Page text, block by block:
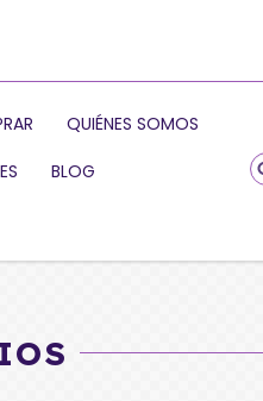
QUIÉNES SOMOS
BLOG